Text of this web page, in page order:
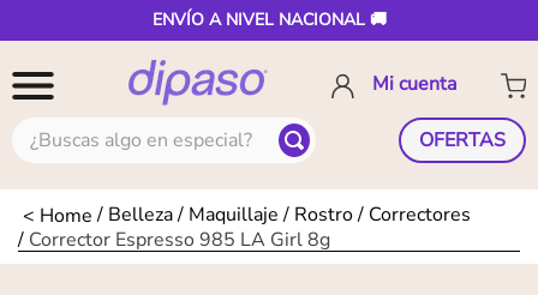
ENVÍO A NIVEL NACIONAL 🚚
¿Buscas algo en especial? OFERTAS
Belleza Maquillaje Rostro
Correctores
Corrector Espresso 985 LA Girl 8g